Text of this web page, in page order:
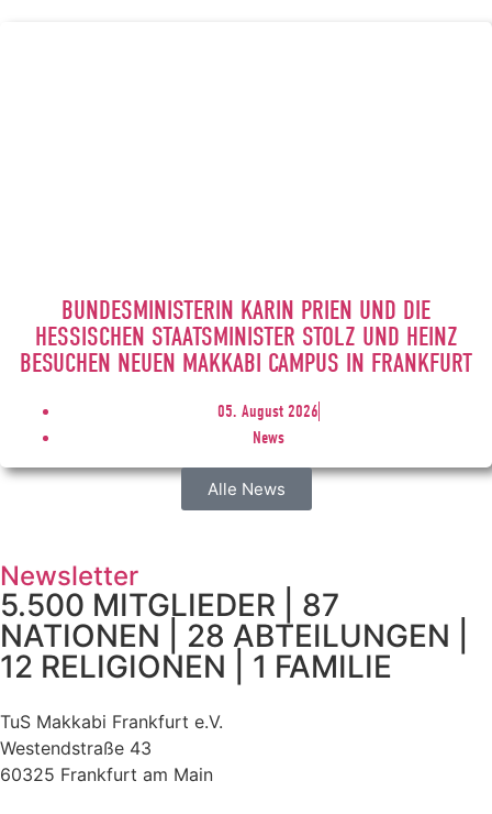
BUNDESMINISTERIN KARIN PRIEN UND DIE
HESSISCHEN STAATSMINISTER STOLZ UND HEINZ
BESUCHEN NEUEN MAKKABI CAMPUS IN FRANKFURT
05. August 2026
News
Alle News
Newsletter
5.500 MITGLIEDER | 87
NATIONEN | 28 ABTEILUNGEN |
12 RELIGIONEN | 1 FAMILIE
TuS Makkabi Frankfurt e.V.
Westendstraße 43
60325 Frankfurt am Main